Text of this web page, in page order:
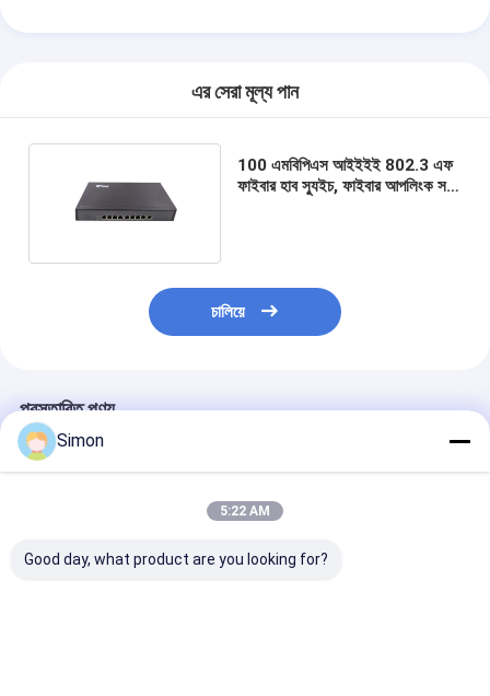
এর সেরা মূল্য পান
100 এমবিপিএস আইইইই 802.3 এফ
ফাইবার হাব স্যুইচ, ফাইবার আপলিংক সহ
চালিয়ে
প্রস্তাবিত পণ্য
Simon
5:22 AM
Good day, what product are you looking for?